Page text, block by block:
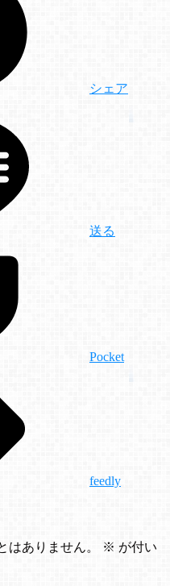
シェア
送る
Pocket
feedly
はありません。 ※ が付い